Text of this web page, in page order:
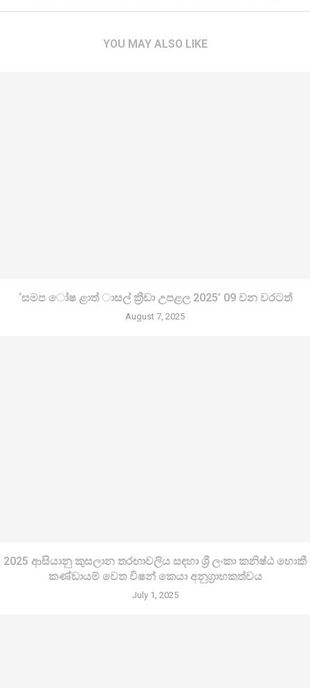
YOU MAY ALSO LIKE
‘සමප ෝෂ ළාත් ාසල් ක්‍රීඩා උපළල 2025’ 09 වන වරටත්
August 7, 2025
2025 ආසියානු කුසලාන තරඟාවලිය සඳහා ශ්‍රී ලංකා කනිෂ්ඨ හොකී
කණ්ඩායම් වෙත විෂන් කෙයා අනුග්‍රාහකත්වය
July 1, 2025